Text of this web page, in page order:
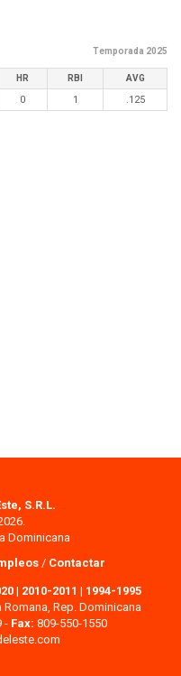
Temporada 2025
HR RBI AVG
0 1 .125
S.R.L.
Dominicana
/ Contactar
| 2010-2011 | 1994-1995
Romana, Rep. Dominicana
- Fax: 809-550-1550